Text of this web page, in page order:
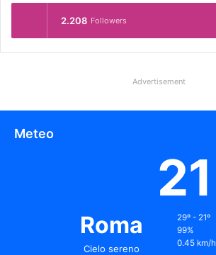
2.208 Followers
Advertisement
Meteo
Roma
Cielo sereno
21
29º - 21º
99%
0.45 km/h